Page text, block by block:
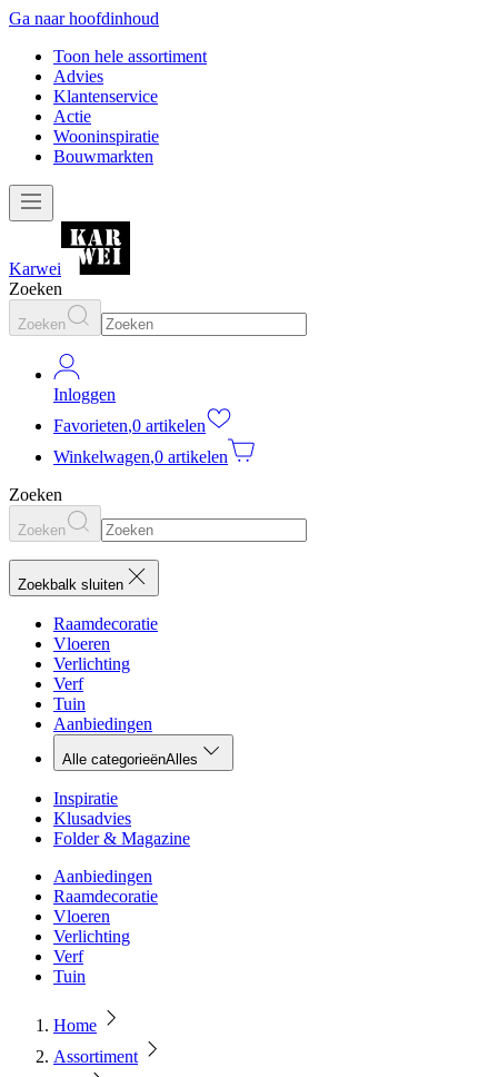
Ga naar hoofdinhoud
Toon hele assortiment
Advies
Klantenservice
Actie
Wooninspiratie
Bouwmarkten
Karwei
Zoeken
Zoeken
Inloggen
Favorieten,0 artikelen
Winkelwagen,0 artikelen
Zoeken
Zoeken
Zoekbalk sluiten
Raamdecoratie
Vloeren
Verlichting
Verf
Tuin
Aanbiedingen
Alle categorieënAlles
Inspiratie
Klusadvies
Folder & Magazine
Aanbiedingen
Raamdecoratie
Vloeren
Verlichting
Verf
Tuin
Home
Assortiment